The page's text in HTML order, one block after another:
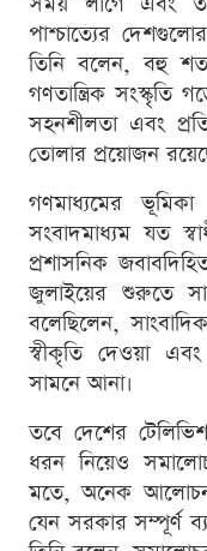
পাশ্চাত্যের
তিনি বলেন, বহু
গণতান্ত্রিক সংস্কৃতি
সহনশীলতা এবং
তোলার প্রয়োজন
গণমাধ্যমের ভূমিকা
সংবাদমাধ্যম যত
প্রশাসনিক
জুলাইয়ের শুরুতে
বলেছিলেন,
স্বীকৃতি দেওয়া
সামনে আনা।
তবে দেশের
ধরন নিয়েও
মতে, অনেক
যেন সরকার সম্পূর্ণ